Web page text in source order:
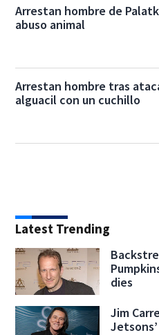
Arrestan hombre de
abuso animal
Arrestan hombre tras
alguacil con un cuchillo
Latest Trending
dies
Jim